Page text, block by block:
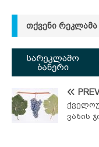
ᲗᲥᲕᲔᲜᲘ ᲠᲔᲙᲚᲐᲛᲐ
ვაზის